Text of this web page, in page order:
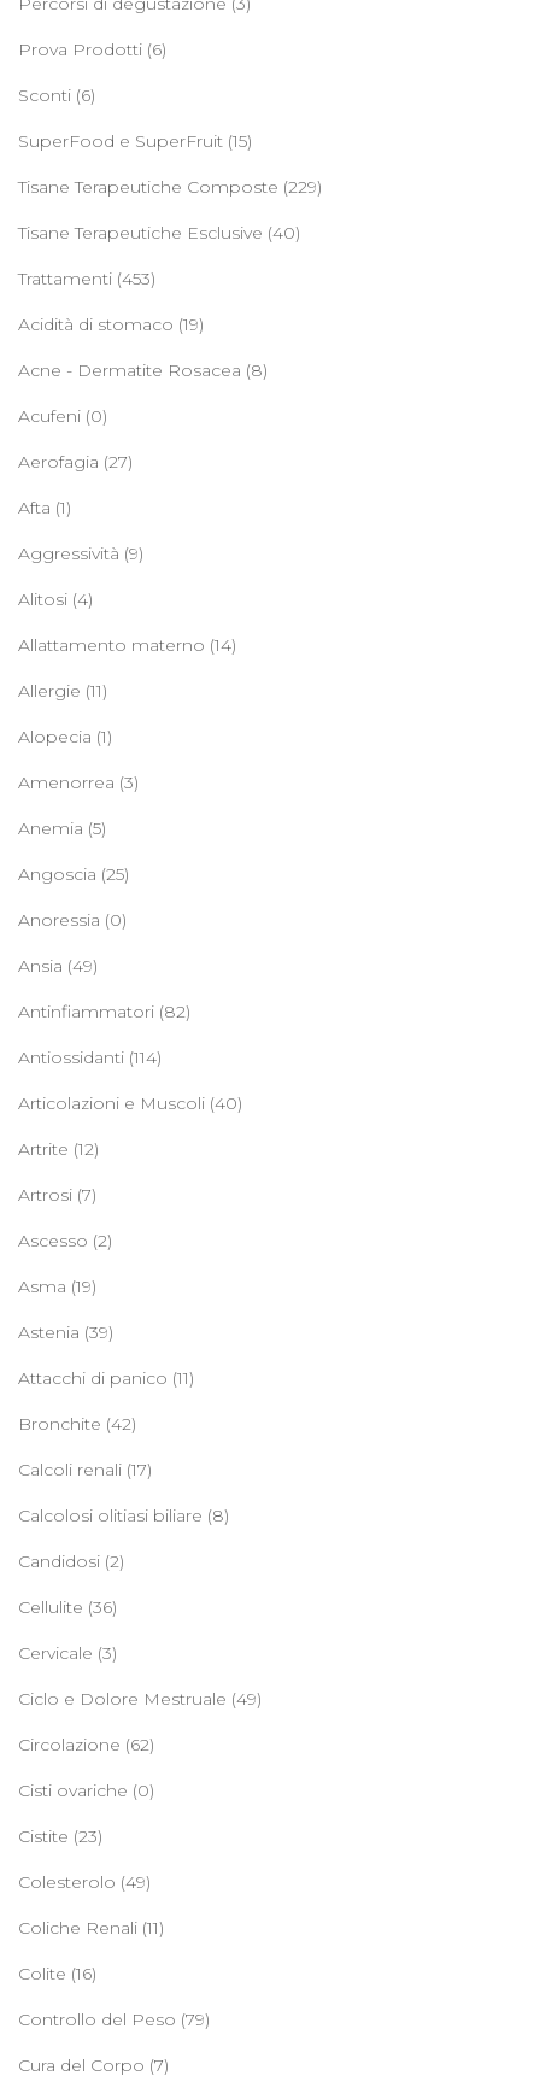
Prova Prodotti (6)
Sconti (6)
SuperFood e SuperFruit (15)
Tisane Terapeutiche Composte (229)
Tisane Terapeutiche Esclusive (40)
Trattamenti (453)
Acidità di stomaco (19)
Acne - Dermatite Rosacea (8)
Acufeni (0)
Aerofagia (27)
Afta (1)
Aggressività (9)
Alitosi (4)
Allattamento materno (14)
Allergie (11)
Alopecia (1)
Amenorrea (3)
Anemia (5)
Angoscia (25)
Anoressia (0)
Ansia (49)
Antinfiammatori (82)
Antiossidanti (114)
Articolazioni e Muscoli (40)
Artrite (12)
Artrosi (7)
Ascesso (2)
Asma (19)
Astenia (39)
Attacchi di panico (11)
Bronchite (42)
Calcoli renali (17)
Calcolosi olitiasi biliare (8)
Candidosi (2)
Cellulite (36)
Cervicale (3)
Ciclo e Dolore Mestruale (49)
Circolazione (62)
Cisti ovariche (0)
Cistite (23)
Colesterolo (49)
Coliche Renali (11)
Colite (16)
Controllo del Peso (79)
Cura del Corpo (7)